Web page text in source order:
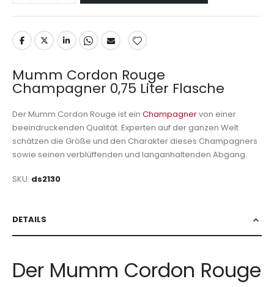
Mumm Cordon Rouge
Champagner 0,75 Liter Flasche
Der Mumm Cordon Rouge ist ein Champagnervon einer
beeindruckenden Qualität. Experten auf der ganzen Welt
schätzen die Größe und den Charakter dieses Champagners
sowie seinen verblüffenden und langanhaltenden Abgang.
SKU ds2130
DETAILS
Der Mumm Cordon Rouge